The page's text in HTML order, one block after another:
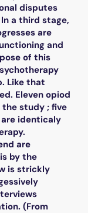
disputes
a third stage,
are
and
of this
Like that
Eleven opiod
study ; five
identicaly
are
by the
is strickly
(From